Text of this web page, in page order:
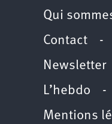
Qui
Contact -
Newsletter
L’hebdo -
Mentions